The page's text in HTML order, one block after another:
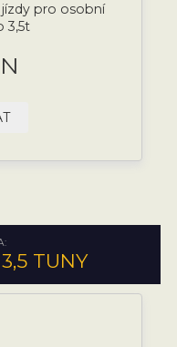
jízdy pro osobní
3,5t
TUNY